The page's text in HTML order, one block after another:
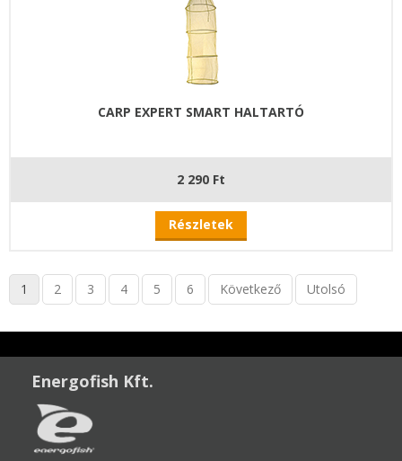
CARP EXPERT SMART HALTARTÓ
2 290 Ft
Részletek
1 2 3 4 5 6 Következő Utolsó
Energofish Kft.